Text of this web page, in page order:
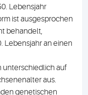
Lebensjahr
ist ausgesprochen
behandelt,
Lebensjahr an einen
unterschiedlich auf
aus.
genetischen